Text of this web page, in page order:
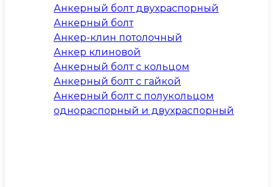
Анкерный болт двухраспорный
Анкерный болт
Анкер-клин потолочный
Анкер клиновой
Анкерный болт с кольцом
Анкерный болт с гайкой
Анкерный болт с полукольцом
однораспорный и двухраспорный